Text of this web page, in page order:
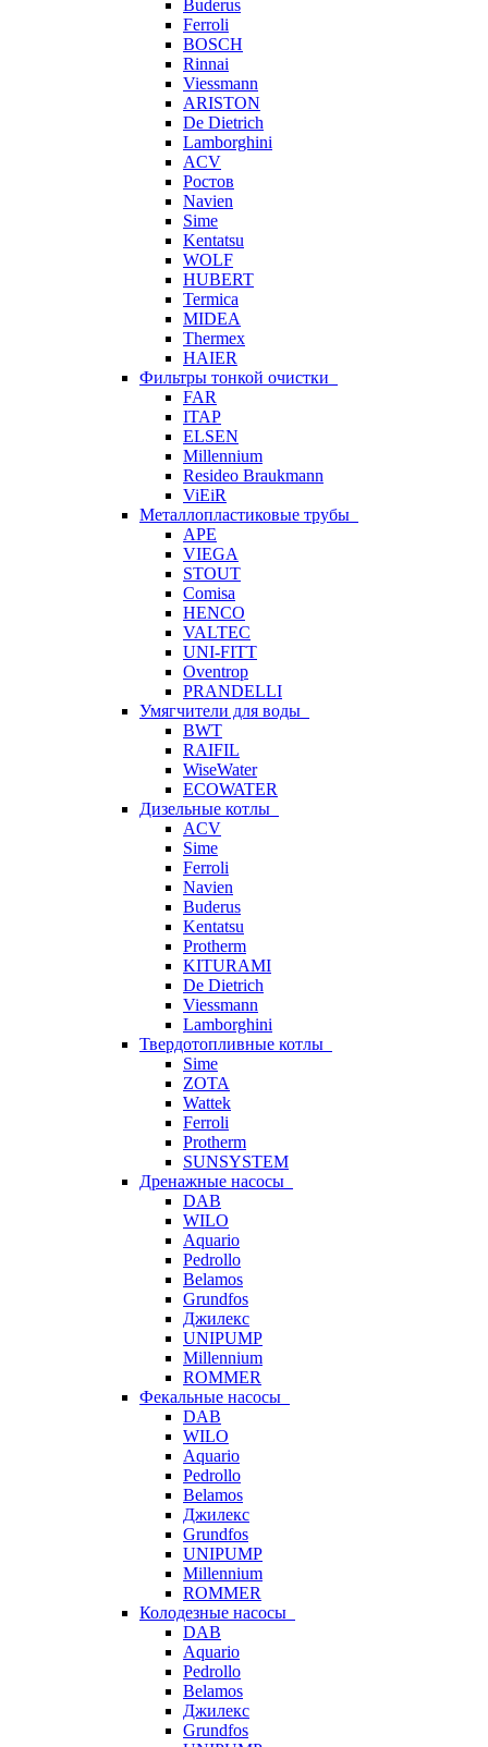
Buderus
Ferroli
BOSCH
Rinnai
Viessmann
ARISTON
De Dietrich
Lamborghini
ACV
Ростов
Navien
Sime
Kentatsu
WOLF
HUBERT
Termica
MIDEA
Thermex
HAIER
Фильтры тонкой очистки
FAR
ITAP
ELSEN
Millennium
Resideo Braukmann
ViEiR
Металлопластиковые трубы
APE
VIEGA
STOUT
Comisa
HENCO
VALTEC
UNI-FITT
Oventrop
PRANDELLI
Умягчители для воды
BWT
RAIFIL
WiseWater
ECOWATER
Дизельные котлы
ACV
Sime
Ferroli
Navien
Buderus
Kentatsu
Protherm
KITURAMI
De Dietrich
Viessmann
Lamborghini
Твердотопливные котлы
Sime
ZOTA
Wattek
Ferroli
Protherm
SUNSYSTEM
Дренажные насосы
DAB
WILO
Aquario
Pedrollo
Belamos
Grundfos
Джилекс
UNIPUMP
Millennium
ROMMER
Фекальные насосы
DAB
WILO
Aquario
Pedrollo
Belamos
Джилекс
Grundfos
UNIPUMP
Millennium
ROMMER
Колодезные насосы
DAB
Aquario
Pedrollo
Belamos
Джилекс
Grundfos